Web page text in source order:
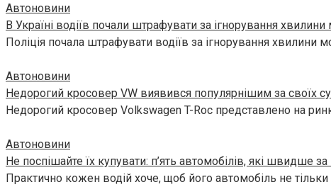
Автоновини
В Україні водіїв почали штрафувати за ігнорування
Поліція почала штрафувати водіїв за ігнорування
Автоновини
Недорогий кросовер VW виявився популярнішим за своїх
Недорогий кросовер Volkswagen T-Roc представлено на
Автоновини
Не поспішайте їх купувати: п’ять автомобілів, які швидше
Практично кожен водій хоче, щоб його автомобіль не